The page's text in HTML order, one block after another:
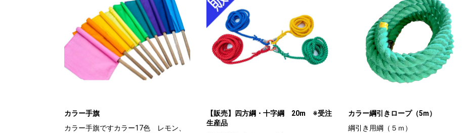
カラー手旗
カラー手旗ですカラー17色 レモン、
【販売】四方綱・十字綱 20m ※受注
生産品
カラー綱引きロープ（5m）
綱引き用綱（５ｍ）